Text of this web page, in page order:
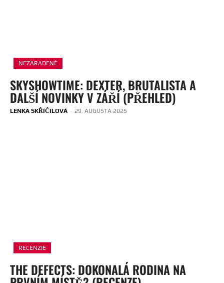
NEZARADENÉ
SKYSHOWTIME: DEXTER, BRUTALISTA A
DALŠÍ NOVINKY V ZÁŘÍ (PŘEHLED)
LENKA SKŘÍČILOVÁ - 29. AUGUSTA 2025
RECENZIE
THE DEFECTS: DOKONALÁ RODINA NA